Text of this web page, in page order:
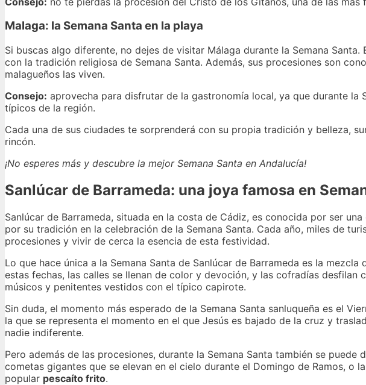
Malaga: la Semana Santa en la playa
Si buscas algo diferente, no dejes de visitar Málaga durante la Semana
con la tradición religiosa de Semana Santa. Además, sus procesiones son
malagueños las viven.
Consejo: aprovecha para disfrutar de la gastronomía local, ya que durante la
típicos de la región.
Cada una de sus ciudades te sorprenderá con su propia tradición y belleza,
rincón.
¡No esperes más y descubre la mejor Semana Santa en Andalucía!
Sanlúcar de Barrameda: una joya famosa en
Sanlúcar de Barrameda, situada en la costa de Cádiz, es conocida por ser
por su tradición en la celebración de la Semana Santa. Cada año, miles de
procesiones y vivir de cerca la esencia de esta festividad.
Lo que hace única a la Semana Santa de Sanlúcar de Barrameda es la
estas fechas, las calles se llenan de color y devoción, y las cofradías desfilan
músicos y penitentes vestidos con el típico capirote.
Sin duda, el momento más esperado de la Semana Santa sanluqueña es el
la que se representa el momento en el que Jesús es bajado de la cruz y
nadie indiferente.
Pero además de las procesiones, durante la Semana Santa también se
cometas gigantes que se elevan en el cielo durante el Domingo de Ramos, o
popular pescaíto frito.